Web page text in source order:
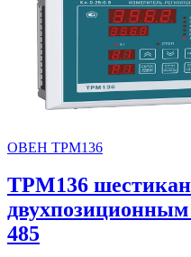
ОВЕН ТРМ136
ТРМ136
485